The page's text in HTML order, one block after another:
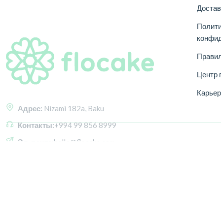
Контакты:
Эл. почта:hello@flocake.com
Время работы:
Центр